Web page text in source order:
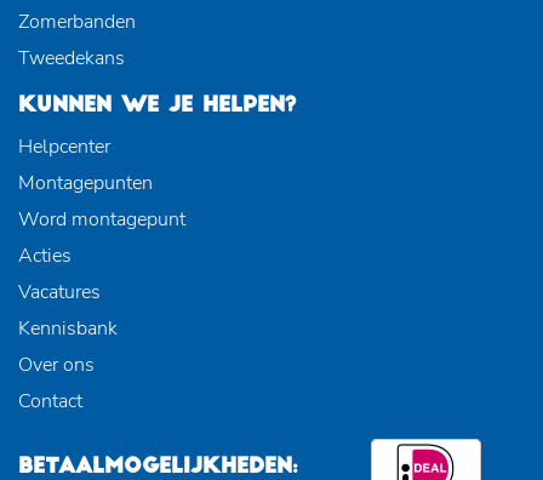
Zomerbanden
Tweedekans
KUNNEN WE JE HELPEN?
Helpcenter
Montagepunten
Word montagepunt
Acties
Vacatures
Kennisbank
Over ons
Contact
BETAALMOGELIJKHEDEN: